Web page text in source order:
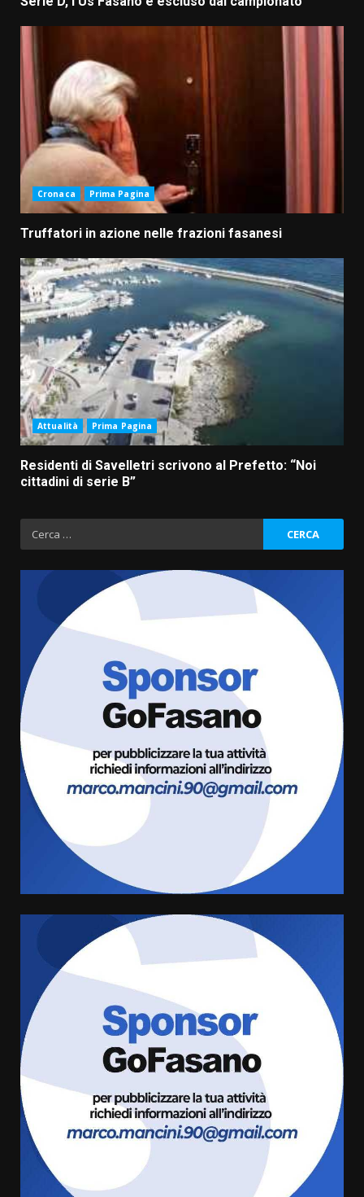
Cronaca Prima Pagina
Truffatori in azione nelle frazioni fasanesi
Attualità Prima Pagina
Residenti di Savelletri scrivono al Prefetto: “Noi
cittadini di serie B”
Ricerca
per:
Residenti di Savelletri scrivono
al Prefetto: “Noi cittadini di
5 Agosto 2026 06:15
A Savelletri torna la Sagra del
Pesce Spada: appuntamento a
sabato 8 agosto
L’abusivismo giornalistico è un
pericolo
3 Agosto 2026 17:22
Luca Fanigliulo è il nuovo
Presidente del Rotaract Club
Fasano
2 Agosto 2026 12:17
Il Premio Internazionale Fajano
torna a Savelletri
2 Agosto 2026 06:05